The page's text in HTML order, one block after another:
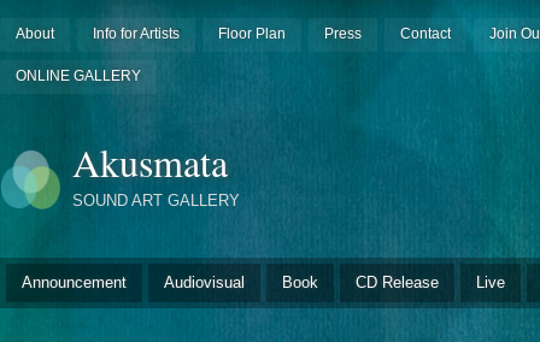
About Info for Artists Floor Plan Press Contact Join
ONLINE GALLERY
Akusmata
SOUND ART GALLERY
Announcement Audiovisual Book CD Release Live